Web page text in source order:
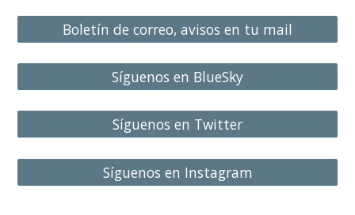
Boletín de correo, avisos en tu mail
Síguenos en BlueSky
Síguenos en Twitter
Síguenos en Instagram